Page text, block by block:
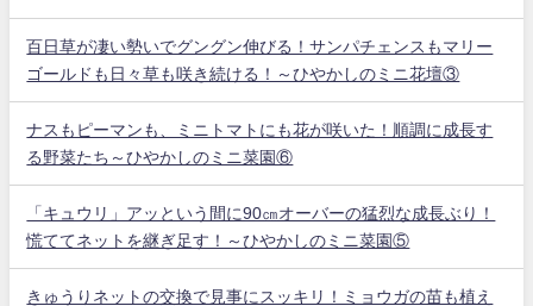
百日草が凄い勢いでグングン伸びる！サンパチェンスもマリー
ゴールドも日々草も咲き続ける！～ひやかしのミニ花壇③
ナスもピーマンも、ミニトマトにも花が咲いた！順調に成長す
る野菜たち～ひやかしのミニ菜園⑥
「キュウリ」アッという間に90㎝オーバーの猛烈な成長ぶり！
慌ててネットを継ぎ足す！～ひやかしのミニ菜園⑤
きゅうりネットの交換で見事にスッキリ！ミョウガの苗も植え